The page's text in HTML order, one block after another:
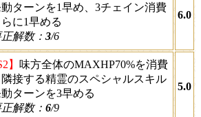
ターンを1早め、3チェイン消費
らに1早める
解数： 3/6
6.0
】 味方全体のMAXHP70%を消費
隣接する精霊のスペシャルスキル
ターンを3早める
解数： 6/9
5.0